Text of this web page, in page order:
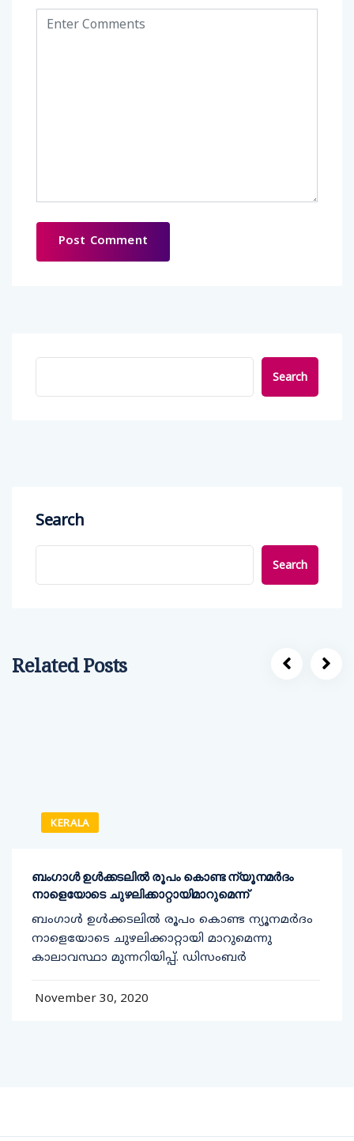
Search
Search
Search
Related Posts
KERALA
ബംഗാൾ ഉൾക്കടലിൽ രൂപം കൊണ്ട ന്യൂനമർദം
നാളെയോടെ ചുഴലിക്കാറ്റായിമാറുമെന്ന്
ബംഗാൾ ഉൾക്കടലിൽ രൂപം കൊണ്ട ന്യൂനമർദം
നാളെയോടെ ചുഴലിക്കാറ്റായി മാറുമെന്നു
കാലാവസ്ഥാ മുന്നറിയിപ്പ്. ഡിസംബർ
November 30, 2020